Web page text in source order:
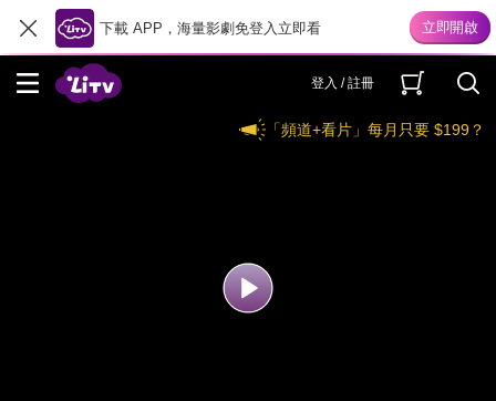
下載 APP，海量影劇免登入立即看
登入 / 註冊
「頻道+看片」每月只要 $199？